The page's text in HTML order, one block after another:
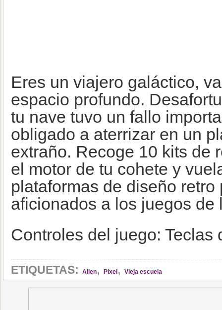
Eres un viajero galáctico,
espacio profundo.
tu nave tuvo un fallo
obligado a aterrizar en un
extraño. Recoge 10 kits de
el motor de tu cohete y
plataformas de diseño retro
aficionados a los juegos de
Controles del juego: Teclas
ETIQUETAS: Alien, Pixel , Vieja escuela